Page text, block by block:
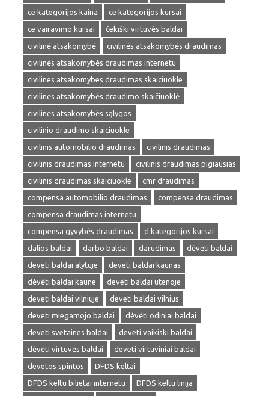
ce kategorijos kaina
ce kategorijos kursai
ce vairavimo kursai
čekiški virtuvės baldai
civilinė atsakomybė
civilinės atsakomybės draudimas
civilinės atsakomybės draudimas internetu
civilines atsakomybes draudimas skaiciuokle
civilinės atsakomybės draudimo skaičiuoklė
civilinės atsakomybės sąlygos
civilinio draudimo skaiciuokle
civilinis automobilio draudimas
civilinis draudimas
civilinis draudimas internetu
civilinis draudimas pigiausias
civilinis draudimas skaiciuokle
cmr draudimas
compensa automobilio draudimas
compensa draudimas
compensa draudimas internetu
compensa gyvybės draudimas
d kategorijos kursai
dalios baldai
darbo baldai darudimas
dėvėti baldai
deveti baldai alytuje
deveti baldai kaunas
dėvėti baldai kaune
deveti baldai utenoje
deveti baldai vilniuje
deveti baldai vilnius
deveti miegamojo baldai
dėvėti odiniai baldai
deveti svetaines baldai
deveti vaikiski baldai
dėvėti virtuvės baldai
deveti virtuviniai baldai
devetos spintos
DFDS keltai
DFDS keltu bilietai internetu
DFDS keltu linija